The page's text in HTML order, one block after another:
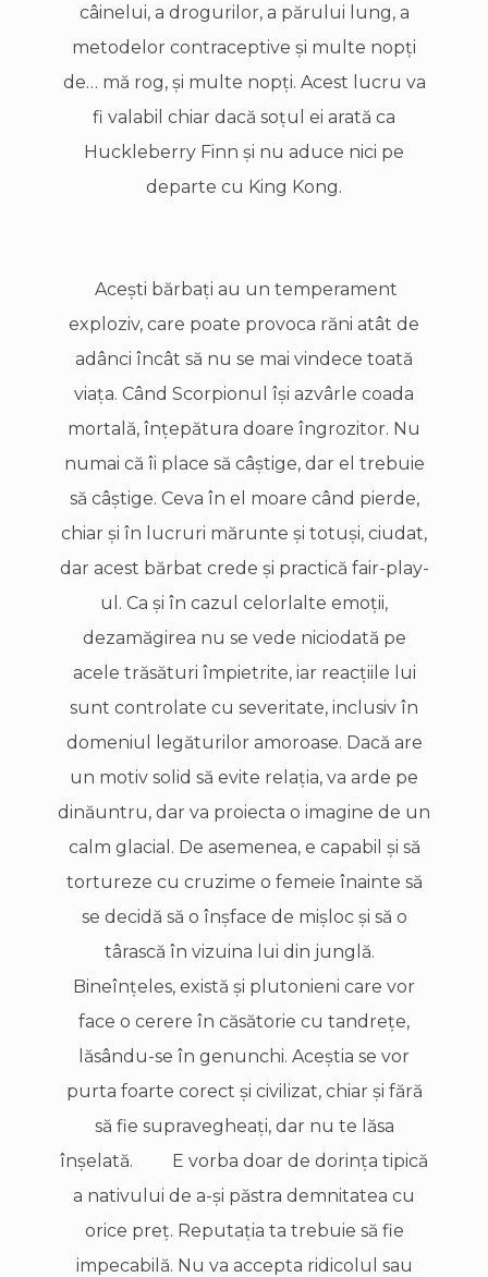
câinelui, a drogurilor, a părului lung, a
metodelor contraceptive şi multe nopţi
de… mă rog, şi multe nopţi. Acest lucru va
fi valabil chiar dacă soţul ei arată ca
Huckleberry Finn şi nu aduce nici pe
departe cu King Kong.
Aceşti bărbaţi au un temperament
exploziv, care poate provoca răni atât de
adânci încât să nu se mai vindece toată
viaţa. Când Scorpionul îşi azvârle coada
mortală, înţepătura doare îngrozitor. Nu
numai că îi place să câştige, dar el trebuie
să câştige. Ceva în el moare când pierde,
chiar şi în lucruri mărunte şi totuşi, ciudat,
dar acest bărbat crede şi practică fair-play-
ul. Ca şi în cazul celorlalte emoţii,
dezamăgirea nu se vede niciodată pe
acele trăsături împietrite, iar reacţiile lui
sunt controlate cu severitate, inclusiv în
domeniul legăturilor amoroase. Dacă are
un motiv solid să evite relaţia, va arde pe
dinăuntru, dar va proiecta o imagine de un
calm glacial. De asemenea, e capabil şi să
tortureze cu cruzime o femeie înainte să
se decidă să o înşface de mișloc şi să o
târască în vizuina lui din junglă.
Bineînţeles, există şi plutonieni care vor
face o cerere în căsătorie cu tandreţe,
lăsându-se în genunchi. Aceştia se vor
purta foarte corect şi civilizat, chiar şi fără
să fie supravegheaţi, dar nu te lăsa
înşelată. E vorba doar de dorinţa tipică
a nativului de a-şi păstra demnitatea cu
orice preţ. Reputaţia ta trebuie să fie
impecabilă. Nu va accepta ridicolul sau